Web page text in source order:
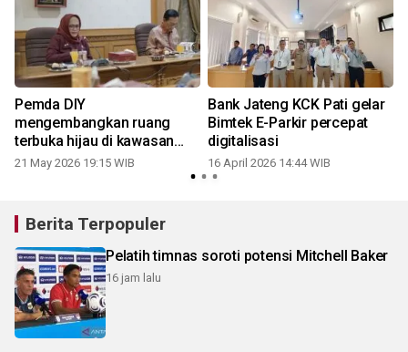
Pemda DIY
mengembangkan ruang
terbuka hijau di kawasan
eks parkir ABA
21 May 2026 19:15 WIB
Bank Jateng KCK Pati gelar
Bimtek E-Parkir percepat
digitalisasi
16 April 2026 14:44 WIB
Berita Terpopuler
Pelatih timnas soroti potensi Mitchell Baker
16 jam lalu